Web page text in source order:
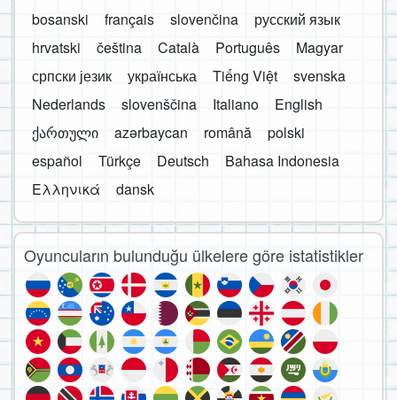
bosanski français slovenčina
русский язык
hrvatski
čeština Català Português
Magyar
српски језик
українська Tiếng Việt
svenska
Nederlands
slovenščina Italiano
English
ქართული
azərbaycan română
polski
español
Türkçe Deutsch
Bahasa Indonesia
Ελληνικά
dansk
Oyuncuların bulunduğu ülkelere göre istatistikler